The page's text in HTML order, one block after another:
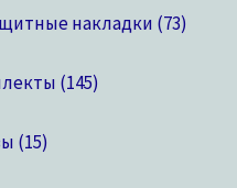
накладки 73
145
15